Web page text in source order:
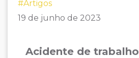
#Artigos
19 de junho de 2023
Acidente de trabalho